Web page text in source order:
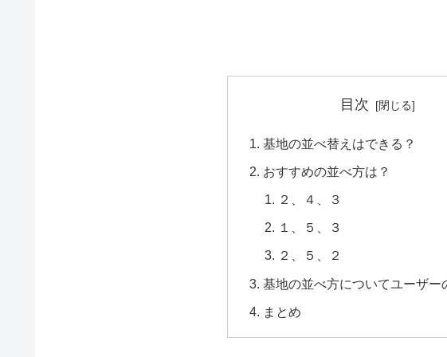
目次
基地の並べ替えはできる？
おすすめの並べ方は？
２、４、３
１、５、３
２、５、２
基地の並べ方についてユーザー
まとめ